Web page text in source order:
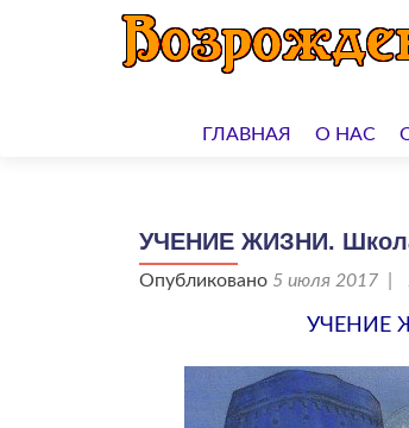
кГЛАВНАЯ О НАС
УЧЕНИЕ ЖИЗНИ.
Опубликовано 5 июля 2017 |
УЧЕНИЕ